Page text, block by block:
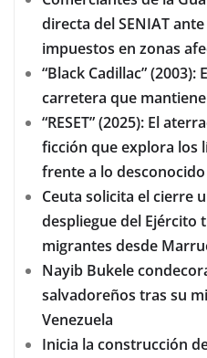
directa del SENIAT
impuestos en zonas
“Black Cadillac”
carretera que
“RESET” (2025): El
ficción que explora los
frente a lo desconocido
Ceuta solicita el cierre
despliegue del Ejército
migrantes desde
Nayib Bukele
salvadoreños tras su
Venezuela
Inicia la construcción